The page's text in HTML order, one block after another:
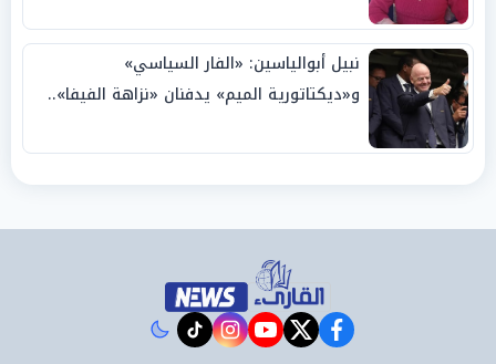
نبيل أبوالياسين: «الفار السياسي»
و«ديكتاتورية الميم» يدفنان «نزاهة الفيفا»..
facebook
twitter
youtube
instagram
tiktok